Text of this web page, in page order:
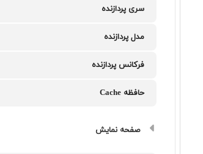
سری پردازنده
مدل پردازنده
فرکانس پردازنده
حافظه Cache
صفحه نمایش